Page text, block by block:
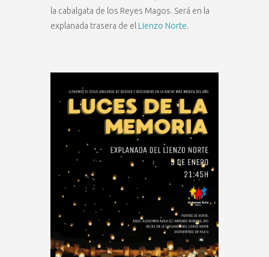
la cabalgata de los Reyes Magos. Será en la
explanada trasera de el Lienzo Norte.